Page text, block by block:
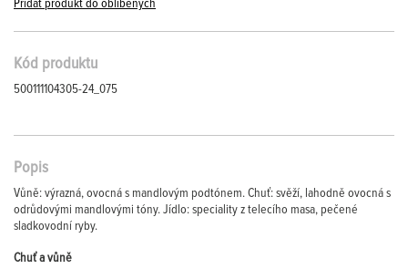
Přidat produkt do oblíbených
Kód produktu
500111104305-24_075
Popis
Vůně: výrazná, ovocná s mandlovým podtónem. Chuť: svěží, lahodně ovocná s
odrůdovými mandlovými tóny. Jídlo: speciality z telecího masa, pečené
sladkovodní ryby.
Chuť a vůně